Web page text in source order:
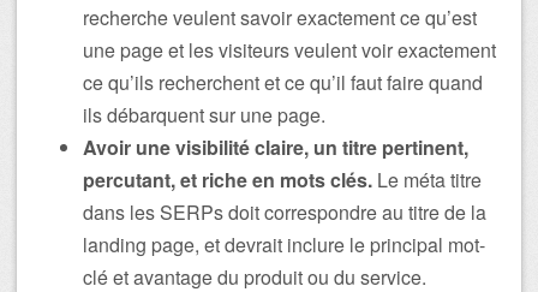
recherche veulent savoir exactement ce qu’est
une page et les visiteurs veulent voir exactement
ce qu’ils recherchent et ce qu’il faut faire quand
ils débarquent sur une page.
Avoir une visibilité claire, un titre pertinent,
percutant, et riche en mots clés. Le méta titre
dans les SERPs doit correspondre au titre de la
landing page, et devrait inclure le principal mot-
clé et avantage du produit ou du service.